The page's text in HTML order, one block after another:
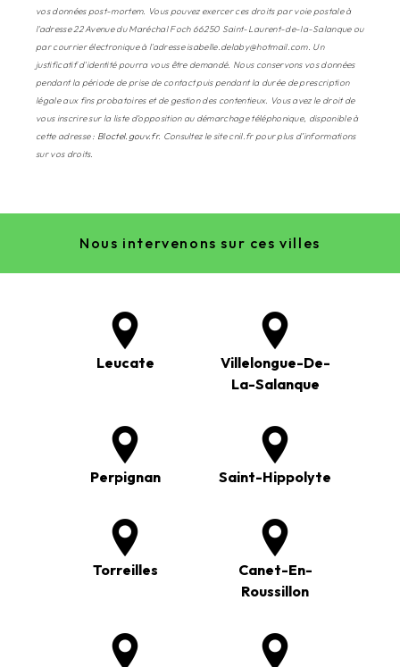
vos données post-mortem. Vous pouvez exercer ces droits par voie postale à
l'adresse 22 Avenue du Maréchal Foch 66250 Saint-Laurent-de-la-Salanque ou
par courrier électronique à l'adresse isabelle.delaby@hotmail.com. Un
justificatif d'identité pourra vous être demandé. Nous conservons vos données
pendant la période de prise de contact puis pendant la durée de prescription
légale aux fins probatoires et de gestion des contentieux. Vous avez le droit de
vous inscrire sur la liste d'opposition au démarchage téléphonique, disponible à
cette adresse : Bloctel.gouv.fr. Consultez le site cnil.fr pour plus d’informations
sur vos droits.
Nous intervenons sur ces villes
Leucate
Villelongue-De-
La-Salanque
Perpignan Saint-Hippolyte
Torreilles
Canet-En-
Roussillon